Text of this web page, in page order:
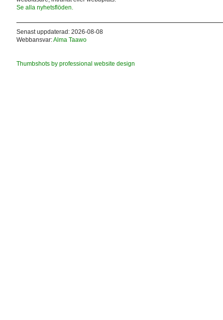
Se alla nyhetsflöden.
Senast uppdaterad: 2026-08-08
Webbansvar:Alma Taawo
Thumbshots by professional website design